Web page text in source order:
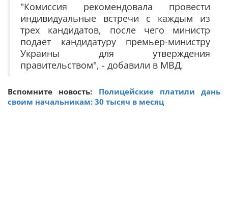
"Комиссия рекомендовала провести
индивидуальные встречи с каждым из
трех кандидатов, после чего министр
подает кандидатуру премьер-министру
Украины для утверждения
правительством", - добавили в МВД.
Вспомните новость: Полицейские платили дань
своим начальникам: 30 тысяч в месяц